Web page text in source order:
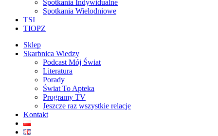
Spotkania Indywidualne
Spotkania Wielodniowe
TSI
TIOPZ
Sklep
Skarbnica Wiedzy
Podcast Mój Świat
Literatura
Porady
Świat To Apteka
Programy TV
Jeszcze raz wszystkie relacje
Kontakt